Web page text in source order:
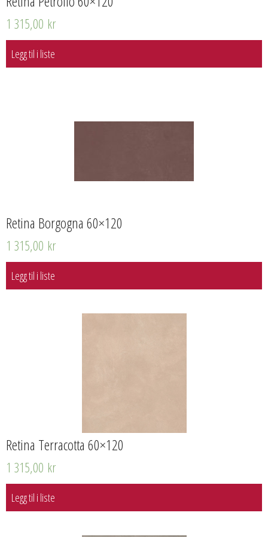
1 315,00 kr
Legg til i liste
Retina Borgogna 60×120
1 315,00 kr
Legg til i liste
Retina Terracotta 60×120
1 315,00 kr
Legg til i liste